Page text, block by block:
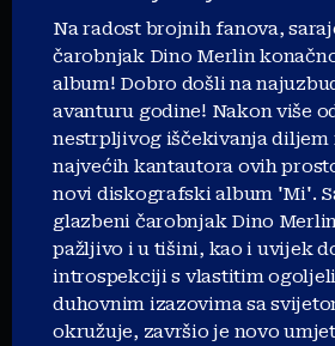
Na radost brojnih fanova,
čarobnjak Dino Merlin
album! Dobro došli na
avanturu godine! Nakon više
nestrpljivog iščekivanja diljem
najvećih kantautora ovih
novi diskografski album 'Mi'.
glazbeni čarobnjak Dino
pažljivo i u tišini, kao i uvijek
introspekciji s vlastitim
duhovnim izazovima sa
okružuje, završio je novo